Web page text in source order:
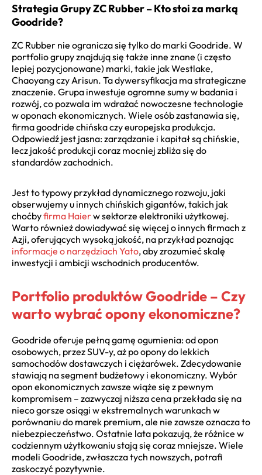
Strategia Grupy ZC Rubber – Kto stoi za marką
Goodride?
ZC Rubber nie ogranicza się tylko do marki Goodride. W
portfolio grupy znajdują się także inne znane (i często
lepiej pozycjonowane) marki, takie jak Westlake,
Chaoyang czy Arisun. Ta dywersyfikacja ma strategiczne
znaczenie. Grupa inwestuje ogromne sumy w badania i
rozwój, co pozwala im wdrażać nowoczesne technologie
w oponach ekonomicznych. Wiele osób zastanawia się,
firma goodride chińska czy europejska produkcja.
Odpowiedź jest jasna: zarządzanie i kapitał są chińskie,
lecz jakość produkcji coraz mocniej zbliża się do
standardów zachodnich.
Jest to typowy przykład dynamicznego rozwoju, jaki
obserwujemy u innych chińskich gigantów, takich jak
choćbyfirma Haierw sektorze elektroniki użytkowej.
Warto również dowiadywać się więcej o innych firmach z
Azji, oferujących wysoką jakość, na przykład poznając
informacje o narzędziach Yato, aby zrozumieć skalę
inwestycji i ambicji wschodnich producentów.
Portfolio produktów Goodride – Czy
warto wybrać opony ekonomiczne?
Goodride oferuje pełną gamę ogumienia: od opon
osobowych, przez SUV-y, aż po opony do lekkich
samochodów dostawczych i ciężarówek. Zdecydowanie
stawiają na segment budżetowy i ekonomiczny. Wybór
opon ekonomicznych zawsze wiąże się z pewnym
kompromisem – zazwyczaj niższa cena przekłada się na
nieco gorsze osiągi w ekstremalnych warunkach w
porównaniu do marek premium, ale nie zawsze oznacza to
niebezpieczeństwo. Ostatnie lata pokazują, że różnice w
codziennym użytkowaniu stają się coraz mniejsze. Wiele
modeli Goodride, zwłaszcza tych nowszych, potrafi
zaskoczyć pozytywnie.